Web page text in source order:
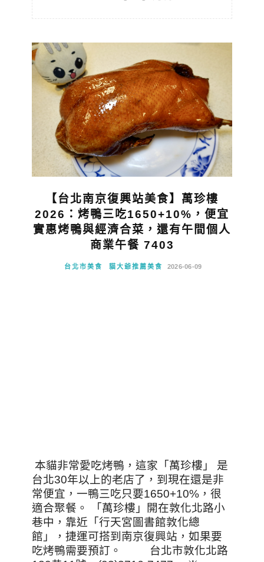
【台北南京復興站美食】萬珍樓
2026：烤鴨三吃1650+10%，便宜
實惠烤鴨與經濟合菜，還有午間個人
商業午餐 7403
台北市美食 貓大爺推薦美食 2026-06-09
本貓非常愛吃烤鴨，這家「萬珍樓」 是
台北30年以上的老店了，到現在還是非
常便宜，一鴨三吃只要1650+10%，很
適合聚餐。 「萬珍樓」開在敦化北路小
巷中，靠近「行天宮圖書館敦化總
館」，捷運可搭到南京復興站，如果要
吃烤鴨需要預訂。 台北市敦化北路